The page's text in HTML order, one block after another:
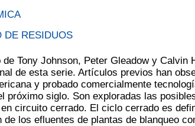
DE RESIDUOS
Tony Johnson, Peter Gleadow y Calvin
de esta serie. Artículos previos han
y probado comercialmente
próximo siglo. Son exploradas las
circuito cerrado. El ciclo cerrado es
de los efluentes de plantas de blanqueo